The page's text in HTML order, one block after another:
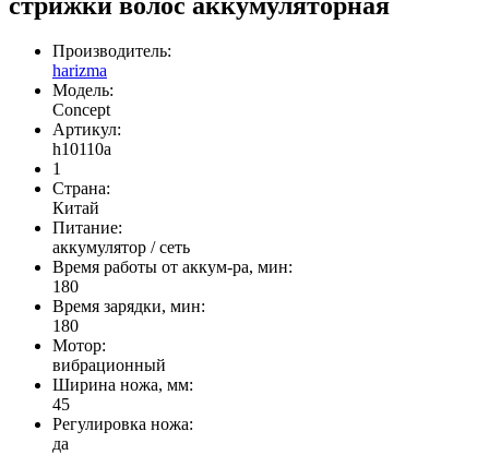
Производитель:
harizma
Модель:
Concept
Артикул:
h10110a
1
Страна:
Китай
Питание:
аккумулятор / сеть
Время работы от аккум-ра, мин:
180
Время зарядки, мин:
180
Мотор:
вибрационный
Ширина ножа, мм:
45
Регулировка ножа:
да